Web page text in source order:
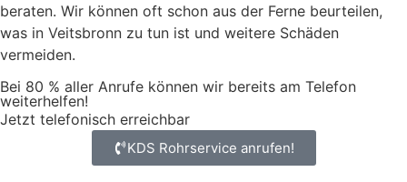
beraten. Wir können oft schon aus der Ferne beurteilen,
was in Veitsbronn zu tun ist und weitere Schäden
vermeiden.
Bei 80 % aller Anrufe können wir bereits am Telefon
weiterhelfen!
Jetzt telefonisch erreichbar
KDS Rohrservice anrufen!